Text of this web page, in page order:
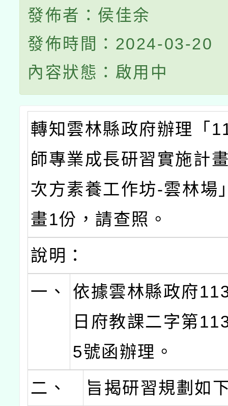
發佈者：侯佳余
發佈時間：2024-03-20
內容狀態：啟用中
轉知雲林縣政府辦理「
師專業成長研習實施計
次方素養工作坊-雲林場
畫1份，請查照。
說明：
一、
依據雲林縣政府
日府教課二字第
5號函辦理。
二、
旨揭研習規劃如